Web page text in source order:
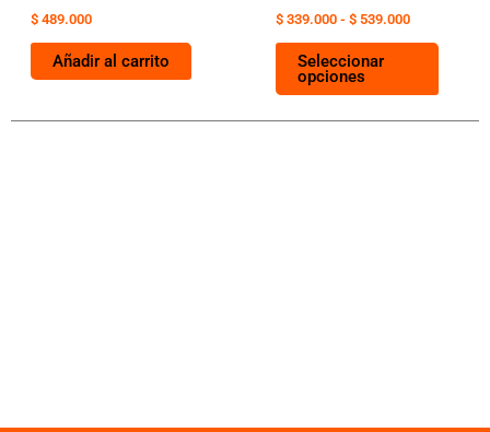
$489.000
Añadir al carrito
$339.000 - $539.000
Seleccionar
opciones